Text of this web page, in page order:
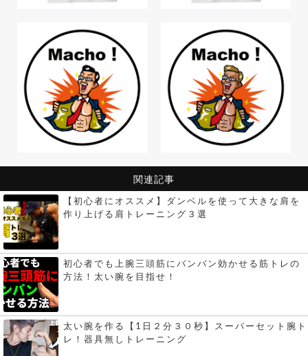
関連記事
【初心者にオススメ】ダンベルを使って大きな肩を
作り上げる肩トレーニング３選
初心者でも上腕三頭筋にバンバン効かせる筋トレの
方法！太い腕を目指せ！
太い腕を作る【1日２分３０秒】スーパーセット腕ト
レ！器具無しトレーニング